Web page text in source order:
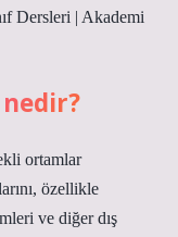
Dersleri | Akademi
ortamlar
özellikle
ve diğer dış